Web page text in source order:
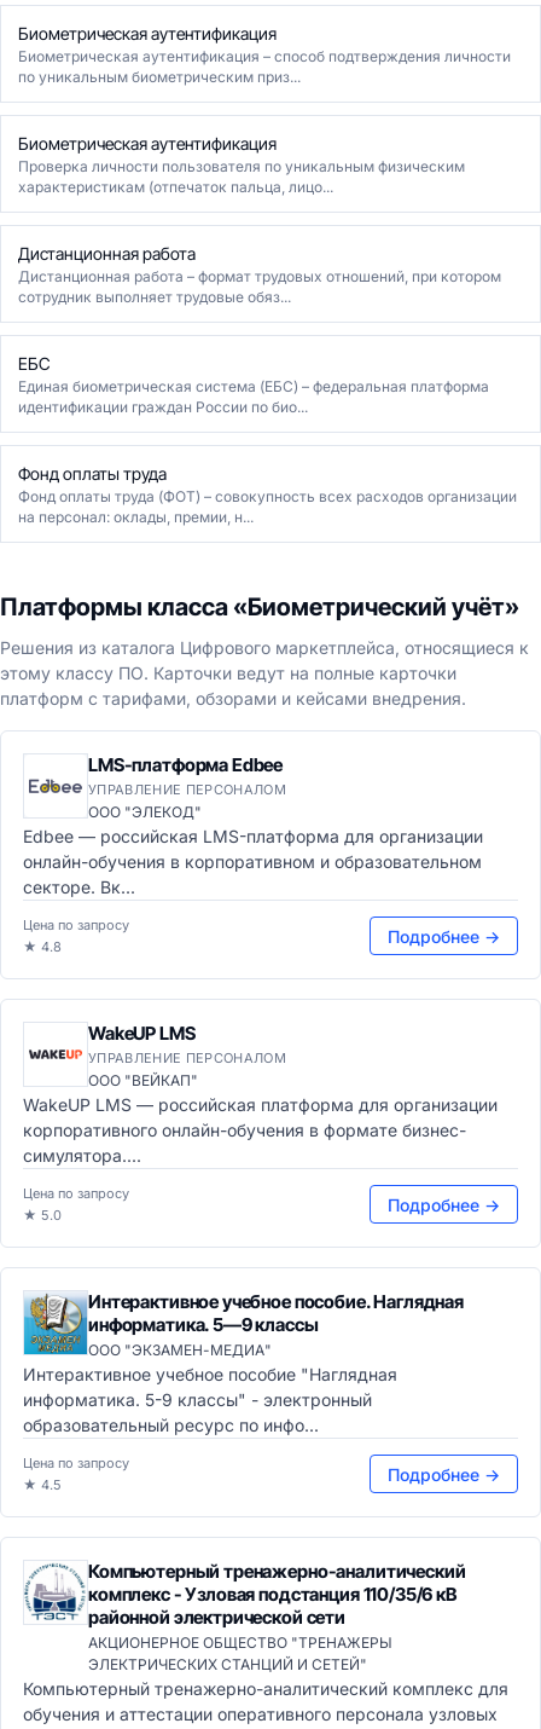
Биометрическая аутентификация
Биометрическая аутентификация – способ подтверждения личности
по уникальным биометрическим приз...
Биометрическая аутентификация
Проверка личности пользователя по уникальным физическим
характеристикам (отпечаток пальца, лицо...
Дистанционная работа
Дистанционная работа – формат трудовых отношений, при котором
сотрудник выполняет трудовые обяз...
ЕБС
Единая биометрическая система (ЕБС) – федеральная платформа
идентификации граждан России по био...
Фонд оплаты труда
Фонд оплаты труда (ФОТ) – совокупность всех расходов организации
на персонал: оклады, премии, н...
Платформы класса «Биометрический учёт»
Решения из каталога Цифрового маркетплейса, относящиеся к
этому классу ПО. Карточки ведут на полные карточки
платформ с тарифами, обзорами и кейсами внедрения.
LMS-платформа Edbee
УПРАВЛЕНИЕ ПЕРСОНАЛОМ
ООО "ЭЛЕКОД"
Edbee — российская LMS-платформа для организации
онлайн-обучения в корпоративном и образовательном
секторе. Вк...
Цена по запросу
★ 4.8
Подробнее →
WakeUP LMS
УПРАВЛЕНИЕ ПЕРСОНАЛОМ
ООО "ВЕЙКАП"
WakeUP LMS — российская платформа для организации
корпоративного онлайн-обучения в формате бизнес-
симулятора....
Цена по запросу
★ 5.0
Подробнее →
Интерактивное учебное пособие. Наглядная
информатика. 5—9 классы
ООО "ЭКЗАМЕН-МЕДИА"
Интерактивное учебное пособие "Наглядная
информатика. 5-9 классы" - электронный
образовательный ресурс по инфо...
Цена по запросу
★ 4.5
Подробнее →
Компьютерный тренажерно-аналитический
комплекс - Узловая подстанция 110/35/6 кВ
районной электрической сети
АКЦИОНЕРНОЕ ОБЩЕСТВО "ТРЕНАЖЕРЫ
ЭЛЕКТРИЧЕСКИХ СТАНЦИЙ И СЕТЕЙ"
Компьютерный тренажерно-аналитический комплекс для
обучения и аттестации оперативного персонала узловых